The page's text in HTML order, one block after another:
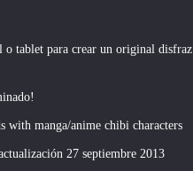
tablet para crear un original disfraz
with manga/anime chibi characters
27 septiembre 2013